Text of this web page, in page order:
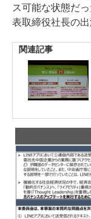
ス可能な状態だ
表取締役社長の
関連記事